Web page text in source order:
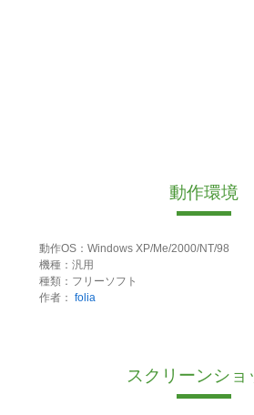
動作環境
動作OS：Windows XP/Me/2000/NT/98
機種：汎用
種類：フリーソフト
作者： folia
スクリーンショ